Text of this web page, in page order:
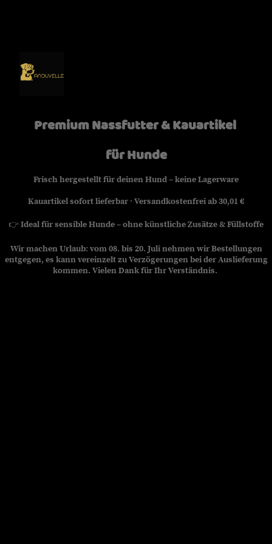
Premium Nassfutter & Kauartikel
für Hunde
Frisch hergestellt für deinen Hund – keine Lagerware
Kauartikel sofort lieferbar · Versandkostenfrei ab 30,01 €
👉Ideal für sensible Hunde – ohne künstliche Zusätze & Füllstoffe
Wir machen Urlaub: vom 08. bis 20. Juli nehmen wir Bestellungen
entgegen, es kann vereinzelt zu Verzögerungen bei der Auslieferung
kommen. Vielen Dank für Ihr Verständnis.